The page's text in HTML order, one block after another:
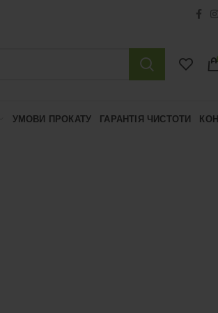
УМОВИ ПРОКАТУ ГАРАНТІЯ ЧИСТОТИ